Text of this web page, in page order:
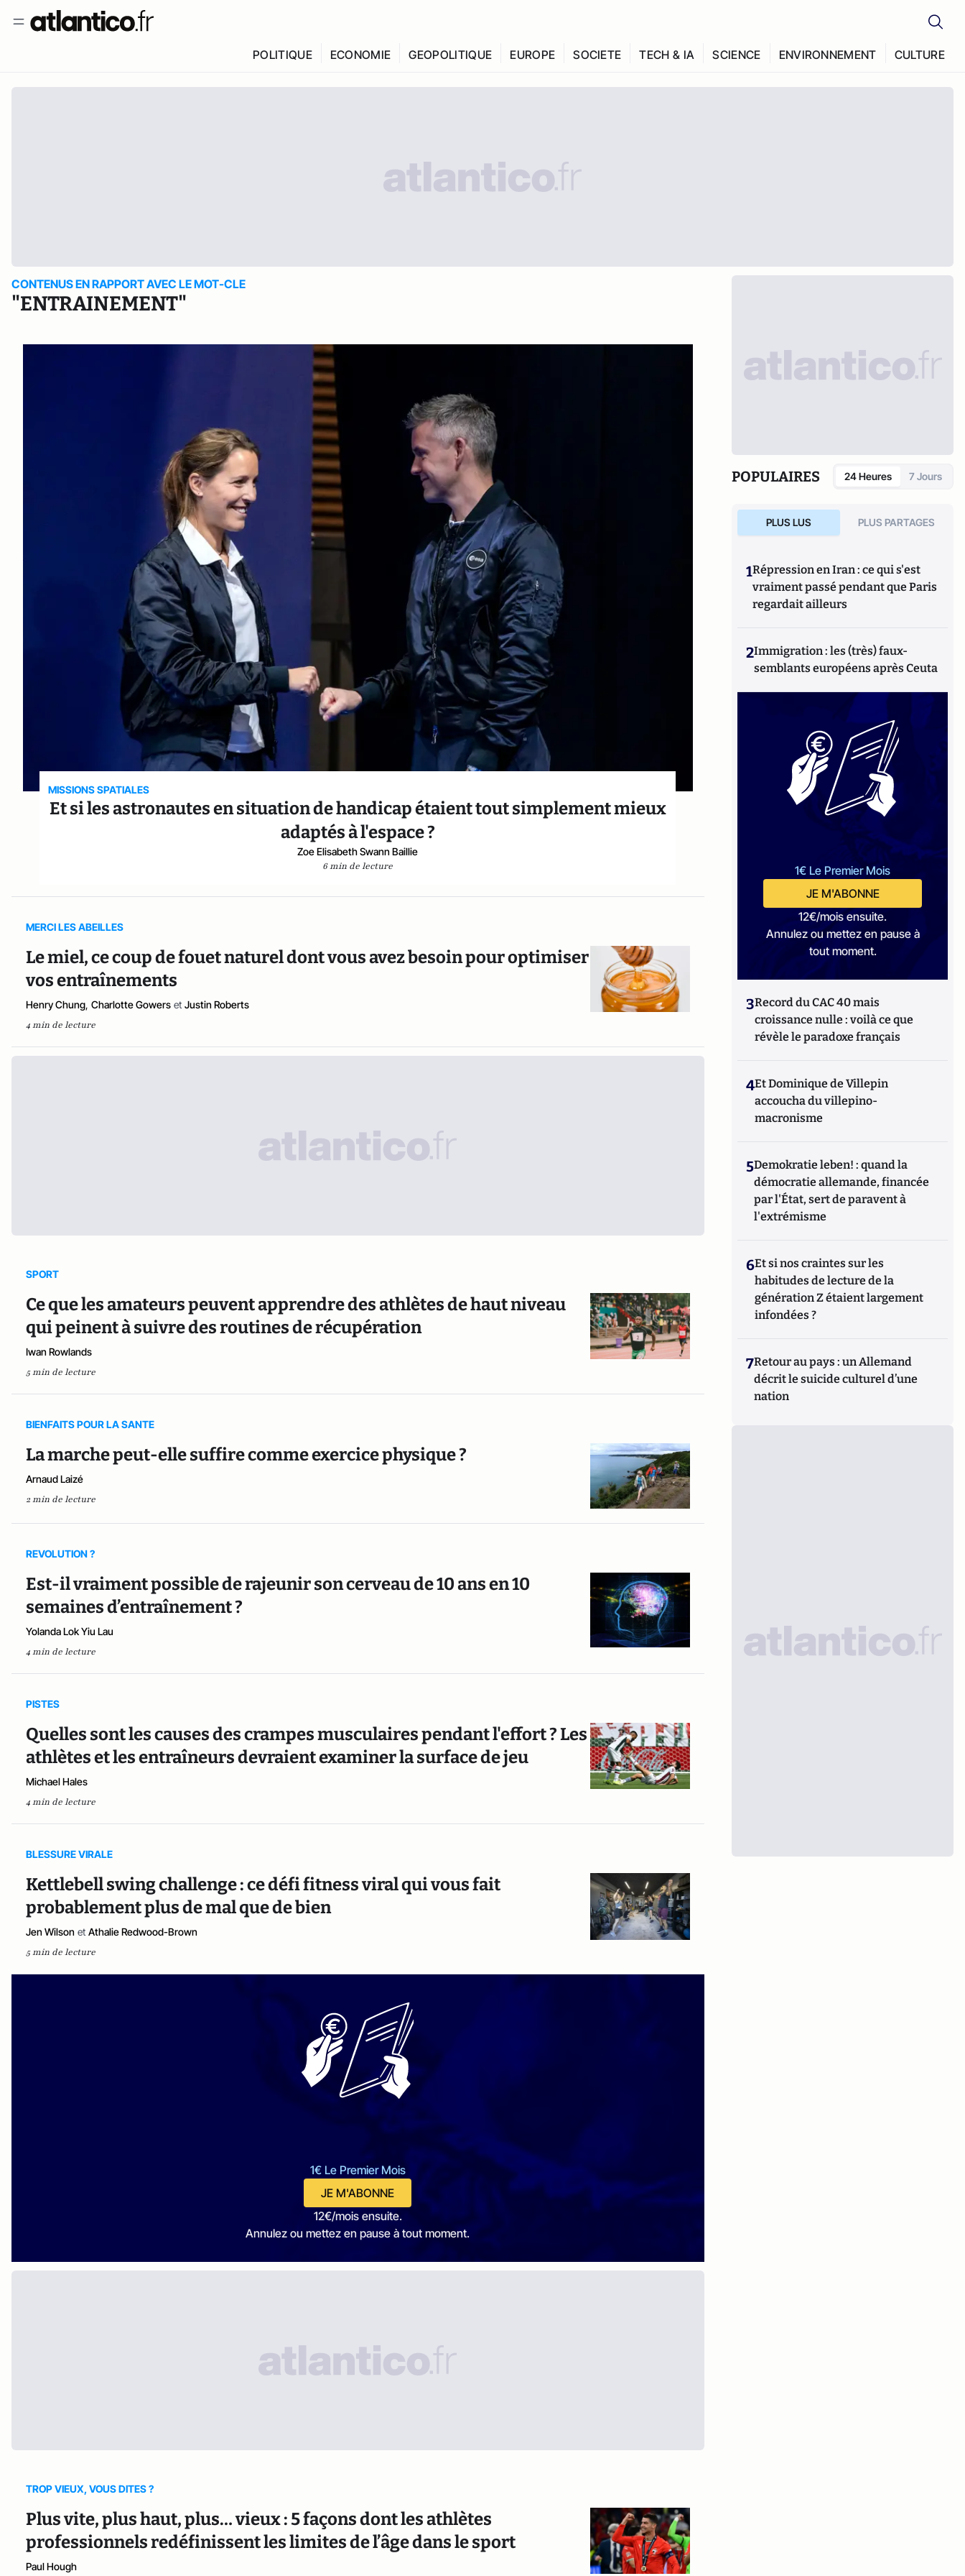
POLITIQUE ECONOMIE GEOPOLITIQUE EUROPE SOCIETE TECH & IA SCIENCE ENVIRONNEMENT CULTURE
CONTENUS EN RAPPORT AVEC LE MOT-CLE
"ENTRAINEMENT"
MISSIONS SPATIALES
Et si les astronautes en situation de handicap étaient tout simplement mieux
adaptés à l'espace ?
Zoe Elisabeth Swann Baillie
6 min de lecture
MERCI LES ABEILLES
Le miel, ce coup de fouet naturel dont vous avez besoin pour optimiser
vos entraînements
Henry Chung, Charlotte Gowers et Justin Roberts
4 min de lecture
SPORT
Ce que les amateurs peuvent apprendre des athlètes de haut niveau
qui peinent à suivre des routines de récupération
Iwan Rowlands
5 min de lecture
BIENFAITS POUR LA SANTE
La marche peut-elle suffire comme exercice physique ?
Arnaud Laizé
2 min de lecture
REVOLUTION ?
Est-il vraiment possible de rajeunir son cerveau de 10 ans en 10
semaines d’entraînement ?
Yolanda Lok Yiu Lau
4 min de lecture
PISTES
Quelles sont les causes des crampes musculaires pendant l'effort ? Les
athlètes et les entraîneurs devraient examiner la surface de jeu
Michael Hales
4 min de lecture
BLESSURE VIRALE
Kettlebell swing challenge : ce défi fitness viral qui vous fait
probablement plus de mal que de bien
Jen Wilson et Athalie Redwood-Brown
5 min de lecture
1€ Le Premier Mois
JE M'ABONNE
12€/mois ensuite.
Annulez ou mettez en pause à tout moment.
TROP VIEUX, VOUS DITES ?
Plus vite, plus haut, plus… vieux : 5 façons dont les athlètes
professionnels redéfinissent les limites de l’âge dans le sport
Paul Hough
POPULAIRES 24 Heures 7 Jours
PLUS LUS PLUS PARTAGES
1Répression en Iran : ce qui s'est
vraiment passé pendant que Paris
regardait ailleurs
2Immigration : les (très) faux-
semblants européens après Ceuta
1€ Le Premier Mois
JE M'ABONNE
12€/mois ensuite.
Annulez ou mettez en pause à
tout moment.
3Record du CAC 40 mais
croissance nulle : voilà ce que
révèle le paradoxe français
4Et Dominique de Villepin
accoucha du villepino-
macronisme
5Demokratie leben! : quand la
démocratie allemande, financée
par l'État, sert de paravent à
l'extrémisme
6Et si nos craintes sur les
habitudes de lecture de la
génération Z étaient largement
infondées ?
7Retour au pays : un Allemand
décrit le suicide culturel d’une
nation